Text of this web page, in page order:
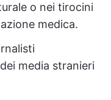
o nei tirocini
medica.
media stranieri